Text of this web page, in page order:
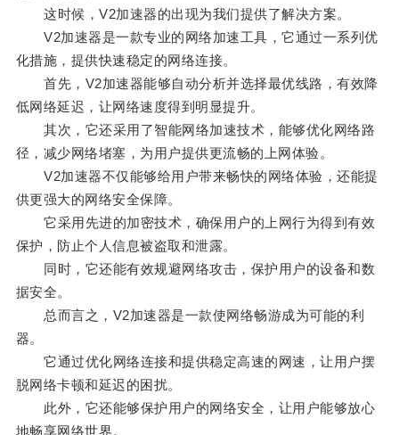
这时候，V2加速器的出现为我们提供了解决方案。
V2加速器是一款专业的网络加速工具，它通过一系列优
化措施，提供快速稳定的网络连接。
首先，V2加速器能够自动分析并选择最优线路，有效降
低网络延迟，让网络速度得到明显提升。
其次，它还采用了智能网络加速技术，能够优化网络路
径，减少网络堵塞，为用户提供更流畅的上网体验。
V2加速器不仅能够给用户带来畅快的网络体验，还能提
供更强大的网络安全保障。
它采用先进的加密技术，确保用户的上网行为得到有效
保护，防止个人信息被盗取和泄露。
同时，它还能有效规避网络攻击，保护用户的设备和数
据安全。
总而言之，V2加速器是一款使网络畅游成为可能的利
器。
它通过优化网络连接和提供稳定高速的网速，让用户摆
脱网络卡顿和延迟的困扰。
此外，它还能够保护用户的网络安全，让用户能够放心
地畅享网络世界。